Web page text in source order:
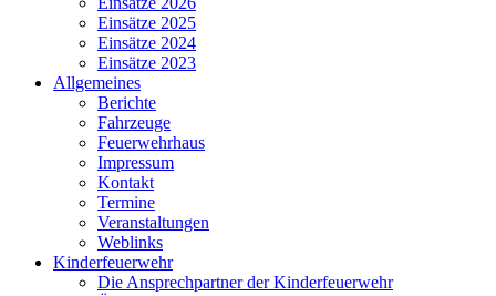
Einsätze 2025
Einsätze 2024
Einsätze 2023
Allgemeines
Berichte
Fahrzeuge
Feuerwehrhaus
Impressum
Kontakt
Termine
Veranstaltungen
Weblinks
Kinderfeuerwehr
Die Ansprechpartner der Kinderfeuerwehr